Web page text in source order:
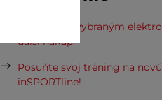
Cashback k vybraným
ďalší nákup.
Posuňte svoj tréning na
inSPORTline!